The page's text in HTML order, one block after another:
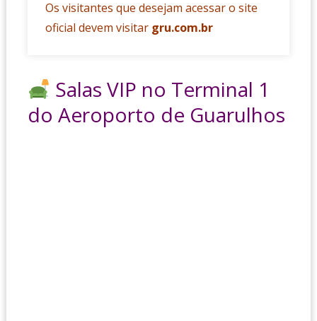
Os visitantes que desejam acessar o site
oficial devem visitar gru.com.br
Salas VIP no Terminal 1
do Aeroporto de Guarulhos